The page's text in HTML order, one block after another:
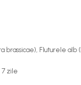
brassicae), Fluturele alb (
zile